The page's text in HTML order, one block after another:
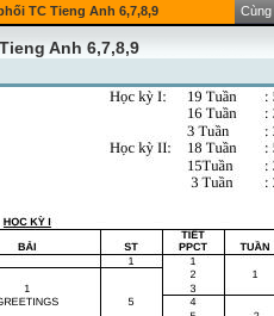
TC Tieng Anh 6,7,8,9
Anh 6,7,8,9